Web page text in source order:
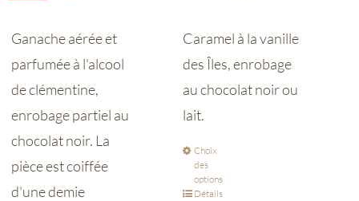
Ganache aérée et
parfumée à l'alcool
de clémentine,
enrobage partiel au
chocolat noir. La
pièce est coiffée
d'une demie
Caramel à la vanille
des Îles, enrobage
au chocolat noir ou
lait.
Choix
des
options
Détails